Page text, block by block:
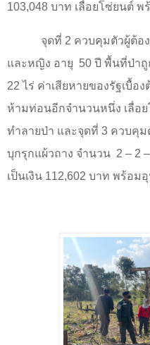
103,048 บาท เลื่อยโซ่ยนต์
จุดที่ 2 ควบคุมตัวผู้ต้อ
และหญิง อายุ 50 ปี พื้นที่ป่าถู
22 ไร่ ค่าเสียหายของรัฐเบื้อง
ห้ามท่อนอีกจำนวนหนึ่ง เลื่อ
ทำลายป่า และจุดที่ 3 ควบคุม
บุกรุกแผ้วถาง จำนวน 2 – 2
เป็นเงิน 112,602 บาท พร้อม